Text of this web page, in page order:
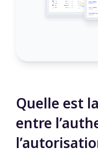
Quelle est
entre